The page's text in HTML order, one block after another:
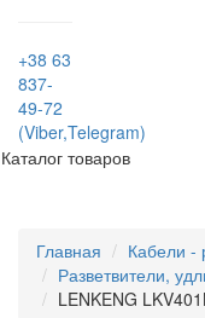
+38 63
837-
49-72
(Viber,Telegram)
Каталог товаров
Главная
Кабели -
Разветвители,
LENKENG